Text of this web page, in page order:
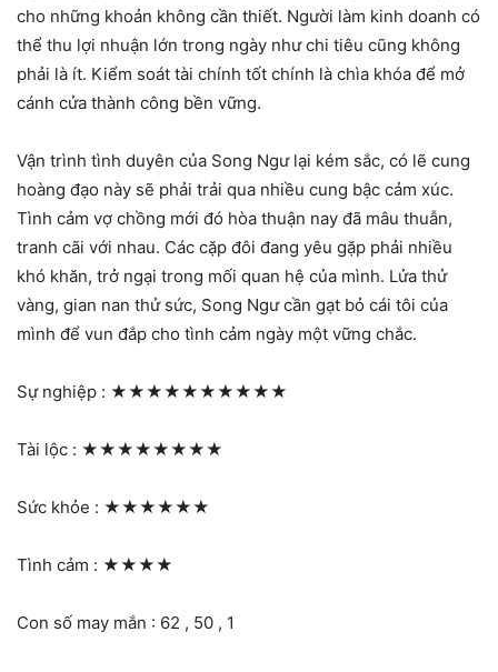
cho những khoản không cần thiết. Người làm kinh doanh có
thể thu lợi nhuận lớn trong ngày như chi tiêu cũng không
phải là ít. Kiểm soát tài chính tốt chính là chìa khóa để mở
cánh cửa thành công bền vững.
Vận trình tình duyên của Song Ngư lại kém sắc, có lẽ cung
hoàng đạo này sẽ phải trải qua nhiều cung bậc cảm xúc.
Tình cảm vợ chồng mới đó hòa thuận nay đã mâu thuẫn,
tranh cãi với nhau. Các cặp đôi đang yêu gặp phải nhiều
khó khăn, trở ngại trong mối quan hệ của mình. Lửa thử
vàng, gian nan thử sức, Song Ngư cần gạt bỏ cái tôi của
mình để vun đắp cho tình cảm ngày một vững chắc.
Sự nghiệp : ★★★★★★★★★★
Tài lộc : ★★★★★★★★
Sức khỏe : ★★★★★★
Tình cảm : ★★★★
Con số may mắn : 62 , 50 , 1